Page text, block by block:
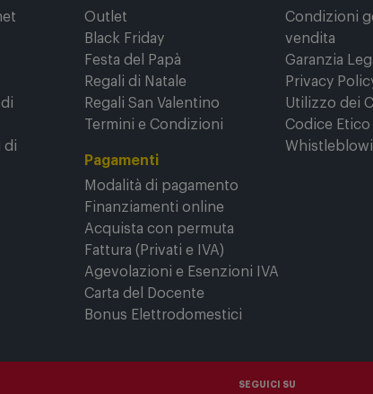
di
Outlet
Black Friday
Festa del Papà
Regali di Natale
Regali San Valentino
Termini e Condizioni
Pagamenti
Modalità di pagamento
Finanziamenti online
Acquista con permuta
Fattura (Privati e IVA)
Agevolazioni e Esenzioni IVA
Carta del Docente
Bonus Elettrodomestici
Condizioni
vendita
Garanzia
Privacy
Utilizzo dei
Codice Etico
SEGUICI SU